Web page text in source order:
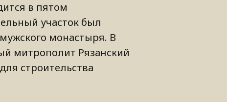
в пятом
участок был
монастыря. В
митрополит Рязанский
строительства